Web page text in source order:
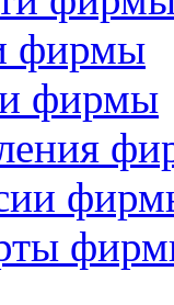
фирмы
фирмы